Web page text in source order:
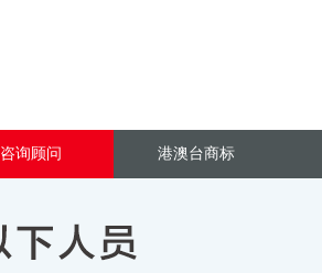
咨询顾问 港澳台商标